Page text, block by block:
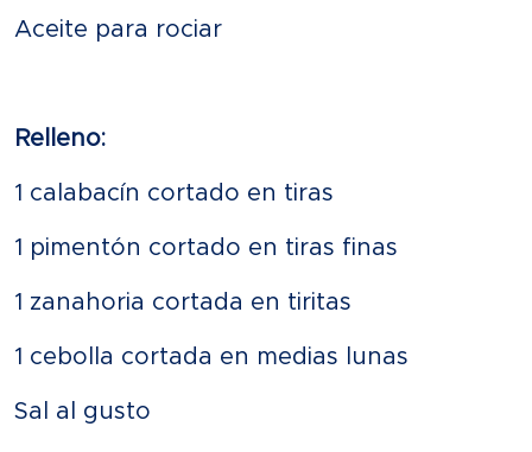
Aceite para rociar
Relleno:
1 calabacín cortado en tiras
1 pimentón cortado en tiras finas
1 zanahoria cortada en tiritas
1 cebolla cortada en medias lunas
Sal al gusto